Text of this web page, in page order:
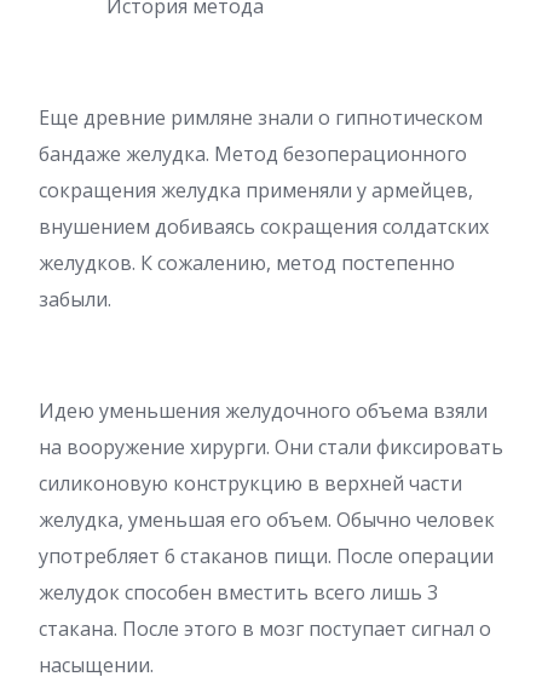
История метода
Еще древние римляне знали о гипнотическом
бандаже желудка. Метод безоперационного
сокращения желудка применяли у армейцев,
внушением добиваясь сокращения солдатских
желудков. К сожалению, метод постепенно
забыли.
Идею уменьшения желудочного объема взяли
на вооружение хирурги. Они стали фиксировать
силиконовую конструкцию в верхней части
желудка, уменьшая его объем. Обычно человек
употребляет 6 стаканов пищи. После операции
желудок способен вместить всего лишь 3
стакана. После этого в мозг поступает сигнал о
насыщении.